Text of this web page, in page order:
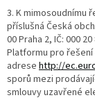
3. K mimosoudnímu
příslušná Česká
00 Praha 2, IČ: 000
Platformu pro
adrese http://
sporů mezi
smlouvy uzavřené